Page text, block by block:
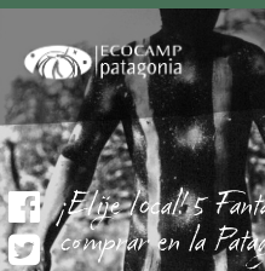
¡Elije local! 5
comprar en la